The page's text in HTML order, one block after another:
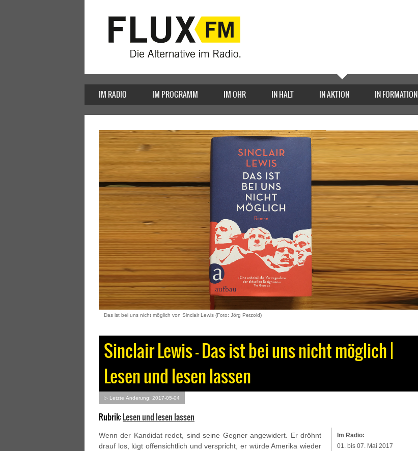
IM RADIO IM PROGRAMM IM OHR IN HALT IN AKTION IN FORMATION
Das ist bei uns nicht möglich von Sinclair Lewis (Foto: Jörg Petzold)
Sinclair Lewis – Das ist bei uns nicht möglich |
Lesen und lesen lassen
▷ Letzte Änderung: 2017-05-04
Rubrik:Lesen und lesen lassen
Im Radio:
01. bis 07. Mai 2017
Wenn der Kandidat redet, sind seine Gegner angewidert. Er dröhnt
drauf los, lügt offensichtlich und verspricht, er würde Amerika wieder